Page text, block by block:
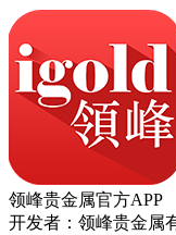
领峰贵金属官方APP
开发者：领峰贵金属